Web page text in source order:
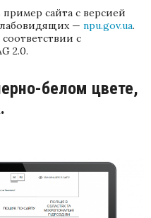
сайта с версией
— npu.gov.ua.
с
2.0.
белом цвете,